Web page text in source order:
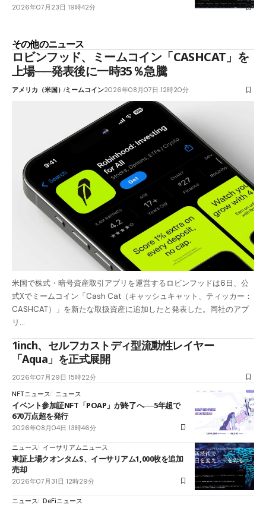
2026年07月23日 19時42分
その他のニュース
ロビンフッド、ミームコイン「CASHCAT」を
上場──発表後に一時35％急騰
アメリカ（米国）ミームコイン2026年08月07日 12時20分
米国で株式・暗号資産取引アプリを運営するロビンフッドは6日、公
式Xでミームコイン「Cash Cat（キャッシュキャット、ティッカー：
CASHCAT）」を新たな取扱資産に追加したと発表した。同社のアプ
リ…
1inch、セルフカストディ型流動性レイヤー
「Aqua」を正式展開
2026年07月29日 15時22分
NFTニュース
ニュース
イベント参加証NFT「POAP」が終了へ──5年超で
670万点超を発行
2026年08月04日 13時46分
ニュース イーサリアムニュース
東証上場クオンタムS、イーサリアム1,000枚を追加
売却
2026年07月31日 12時29分
ニュース DeFiニュース